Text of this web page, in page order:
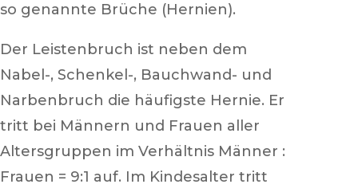
so genannte Brüche (Hernien).
Der Leistenbruch ist neben dem
Nabel-, Schenkel-, Bauchwand- und
Narbenbruch die häufigste Hernie. Er
tritt bei Männern und Frauen aller
Altersgruppen im Verhältnis Männer :
Frauen = 9:1 auf. Im Kindesalter tritt